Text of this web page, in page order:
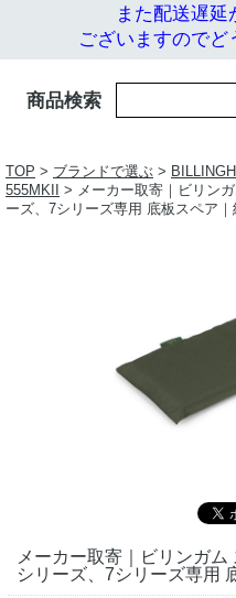
また配送遅
ございますのでど
商品検索
TOP > ブランドで選ぶ >
555MKII
> メーカー取寄｜ビリン
ーズ、7シリーズ専用 底板スペア｜
メーカー取寄｜ビリンガ
シリーズ、7シリーズ専用